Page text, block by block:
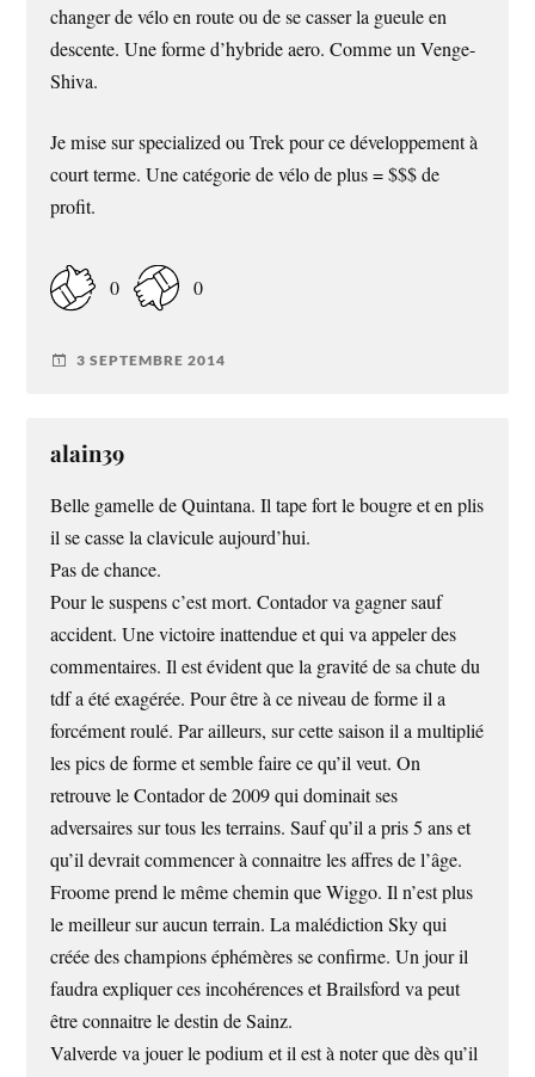
changer de vélo en route ou de se casser la gueule en
descente. Une forme d’hybride aero. Comme un Venge-
Shiva.
Je mise sur specialized ou Trek pour ce développement à
court terme. Une catégorie de vélo de plus = $$$ de
profit.
0 0
3 SEPTEMBRE 2014
alain39
Belle gamelle de Quintana. Il tape fort le bougre et en plis
il se casse la clavicule aujourd’hui.
Pas de chance.
Pour le suspens c’est mort. Contador va gagner sauf
accident. Une victoire inattendue et qui va appeler des
commentaires. Il est évident que la gravité de sa chute du
tdf a été exagérée. Pour être à ce niveau de forme il a
forcément roulé. Par ailleurs, sur cette saison il a multiplié
les pics de forme et semble faire ce qu’il veut. On
retrouve le Contador de 2009 qui dominait ses
adversaires sur tous les terrains. Sauf qu’il a pris 5 ans et
qu’il devrait commencer à connaitre les affres de l’âge.
Froome prend le même chemin que Wiggo. Il n’est plus
le meilleur sur aucun terrain. La malédiction Sky qui
créée des champions éphémères se confirme. Un jour il
faudra expliquer ces incohérences et Brailsford va peut
être connaitre le destin de Sainz.
Valverde va jouer le podium et il est à noter que dès qu’il